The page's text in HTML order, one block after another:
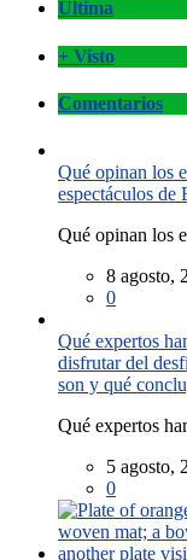
Última
+ Visto
Comentarios
Qué opinan los
espectáculos de
Qué opinan los
8 agosto,
0
Qué expertos
disfrutar del
son y qué
Qué expertos
5 agosto,
0